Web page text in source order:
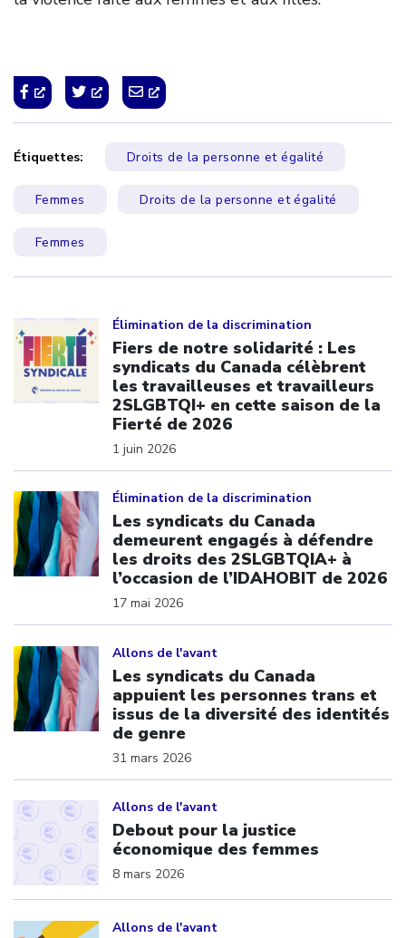
Étiquettes: Droits de la personne et égalité
Femmes Droits de la personne et égalité
Femmes
Élimination de la discrimination
Fiers de notre solidarité : Les
syndicats du Canada célèbrent
les travailleuses et travailleurs
2SLGBTQI+ en cette saison de la
Fierté de 2026
1 juin 2026
Élimination de la discrimination
Les syndicats du Canada
demeurent engagés à défendre
les droits des 2SLGBTQIA+ à
l’occasion de l’IDAHOBIT de 2026
17 mai 2026
Allons de l'avant
Les syndicats du Canada
appuient les personnes trans et
issus de la diversité des identités
de genre
31 mars 2026
Allons de l'avant
Debout pour la justice
économique des femmes
8 mars 2026
Allons de l'avant